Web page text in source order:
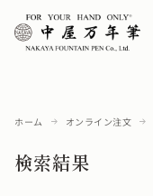
ホーム オンライン注文
検索結果